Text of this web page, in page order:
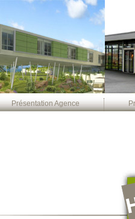
Présentation Agence